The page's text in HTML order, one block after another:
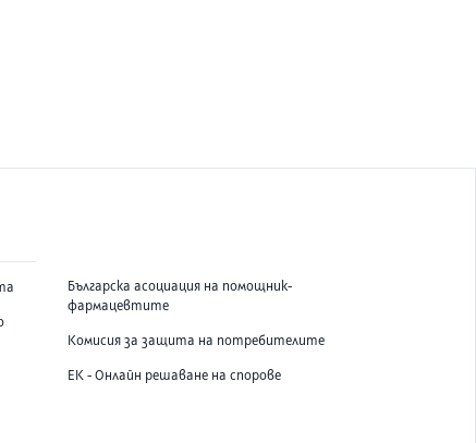
Българска асоциация на помощник-
фармацевтите
Комисия за защита на потребителите
ЕК - Онлайн решаване на спорове